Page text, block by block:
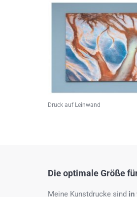
Druck auf Leinwand
Die optimale Größe
Meine Kunstdrucke sind in